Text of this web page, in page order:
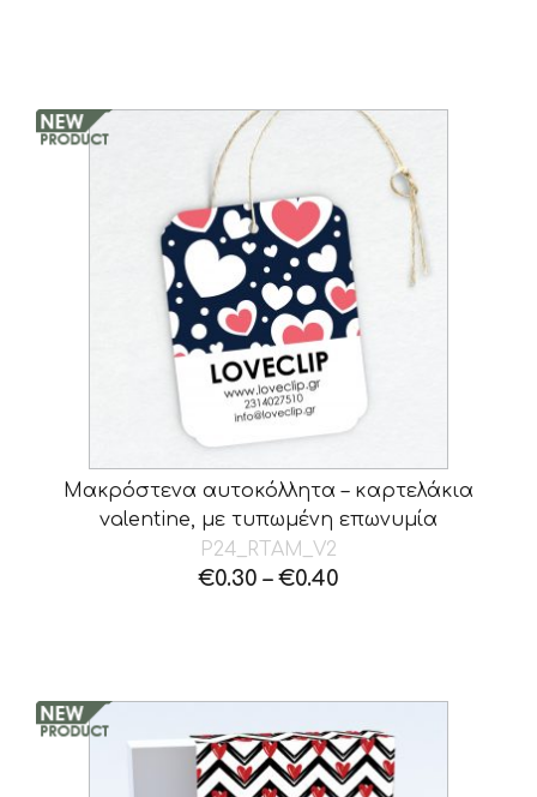
Μακρόστενα αυτοκόλλητα – καρτελάκια
valentine, με τυπωμένη επωνυμία
P24_RTAM_V2
€0.30 – €0.40